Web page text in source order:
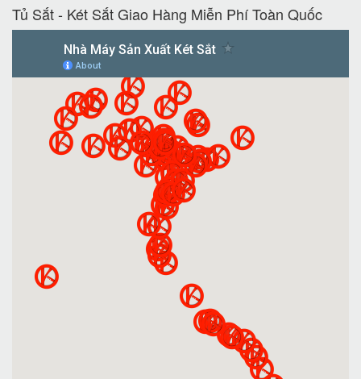
Tủ Sắt - Két Sắt Giao Hàng Miễn Phí Toàn Quốc